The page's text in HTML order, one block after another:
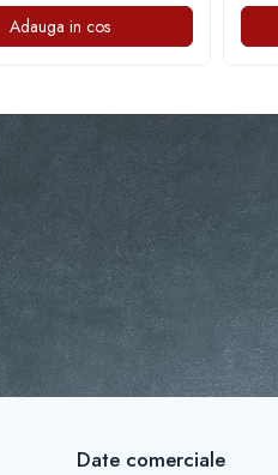
Adauga in cos
Date comerciale